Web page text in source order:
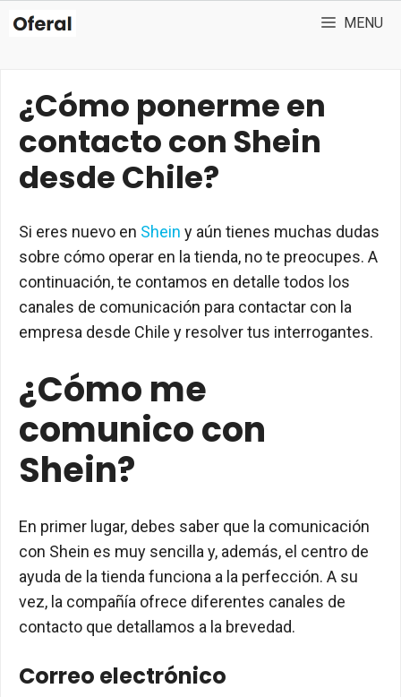
MENU
¿Cómo ponerme en
contacto con Shein
desde Chile?
Si eres nuevo en Shein y aún tienes muchas dudas
sobre cómo operar en la tienda, no te preocupes. A
continuación, te contamos en detalle todos los
canales de comunicación para contactar con la
empresa desde Chile y resolver tus interrogantes.
¿Cómo me
comunico con
Shein?
En primer lugar, debes saber que la comunicación
con Shein es muy sencilla y, además, el centro de
ayuda de la tienda funciona a la perfección. A su
vez, la compañía ofrece diferentes canales de
contacto que detallamos a la brevedad.
Correo electrónico